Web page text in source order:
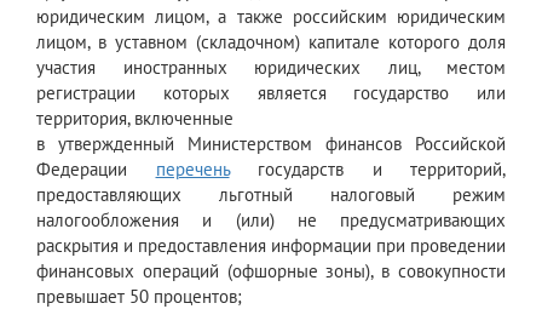
юридическим лицом, а также российским юридическим
лицом, в уставном (складочном) капитале которого доля
участия иностранных юридических лиц, местом
регистрации которых является государство или
территория, включенные
в утвержденный Министерством финансов Российской
Федерации переченьгосударств и территорий,
предоставляющих льготный налоговый режим
налогообложения и (или) не предусматривающих
раскрытия и предоставления информации при проведении
финансовых операций (офшорные зоны), в совокупности
превышает 50 процентов;